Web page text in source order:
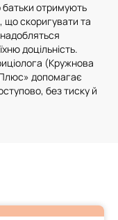
батьки отримують
скоригувати та
доцільність.
(Кружнова
Плюс» допомагає
без тиску й